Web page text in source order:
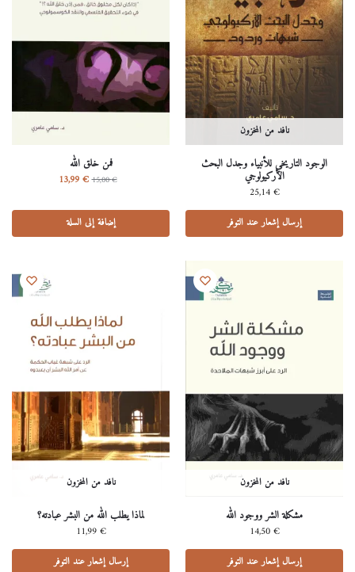
نافد من المخزون
الوجود التاريخي للأنبياء وجدل البحث
الأركيولوجي
25,14€
إرسال إشعار عند التوفر
فمن خلق الله
15,00€
13,99€
إضافة إلى السلة
نافد من المخزون
مشكلة الشر ووجود الله
14,50€
إرسال إشعار عند التوفر
نافد من المخزون
لماذا يطلب الله من البشر عبادته؟
11,99€
إرسال إشعار عند التوفر